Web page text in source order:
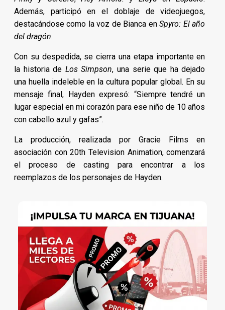
Además, participó en el doblaje de videojuegos,
destacándose como la voz de Bianca enSpyro: El año
del dragón.
Con su despedida, se cierra una etapa importante en
la historia de Los Simpson, una serie que ha dejado
una huella indeleble en la cultura popular global. En su
mensaje final, Hayden expresó: “Siempre tendré un
lugar especial en mi corazón para ese niño de 10 años
con cabello azul y gafas”.
La producción, realizada por Gracie Films en
asociación con 20th Television Animation, comenzará
el proceso de casting para encontrar a los
reemplazos de los personajes de Hayden.